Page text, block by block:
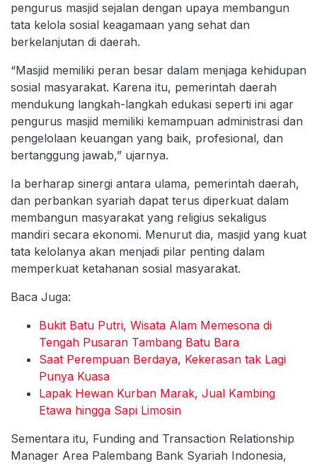
pengurus masjid sejalan dengan upaya membangun
tata kelola sosial keagamaan yang sehat dan
berkelanjutan di daerah.
“Masjid memiliki peran besar dalam menjaga kehidupan
sosial masyarakat. Karena itu, pemerintah daerah
mendukung langkah-langkah edukasi seperti ini agar
pengurus masjid memiliki kemampuan administrasi dan
pengelolaan keuangan yang baik, profesional, dan
bertanggung jawab,” ujarnya.
Ia berharap sinergi antara ulama, pemerintah daerah,
dan perbankan syariah dapat terus diperkuat dalam
membangun masyarakat yang religius sekaligus
mandiri secara ekonomi. Menurut dia, masjid yang kuat
tata kelolanya akan menjadi pilar penting dalam
memperkuat ketahanan sosial masyarakat.
Baca Juga:
Bukit Batu Putri, Wisata Alam Memesona di
Tengah Pusaran Tambang Batu Bara
Saat Perempuan Berdaya, Kekerasan tak Lagi
Punya Kuasa
Lapak Hewan Kurban Marak, Jual Kambing
Etawa hingga Sapi Limosin
Sementara itu, Funding and Transaction Relationship
Manager Area Palembang Bank Syariah Indonesia,